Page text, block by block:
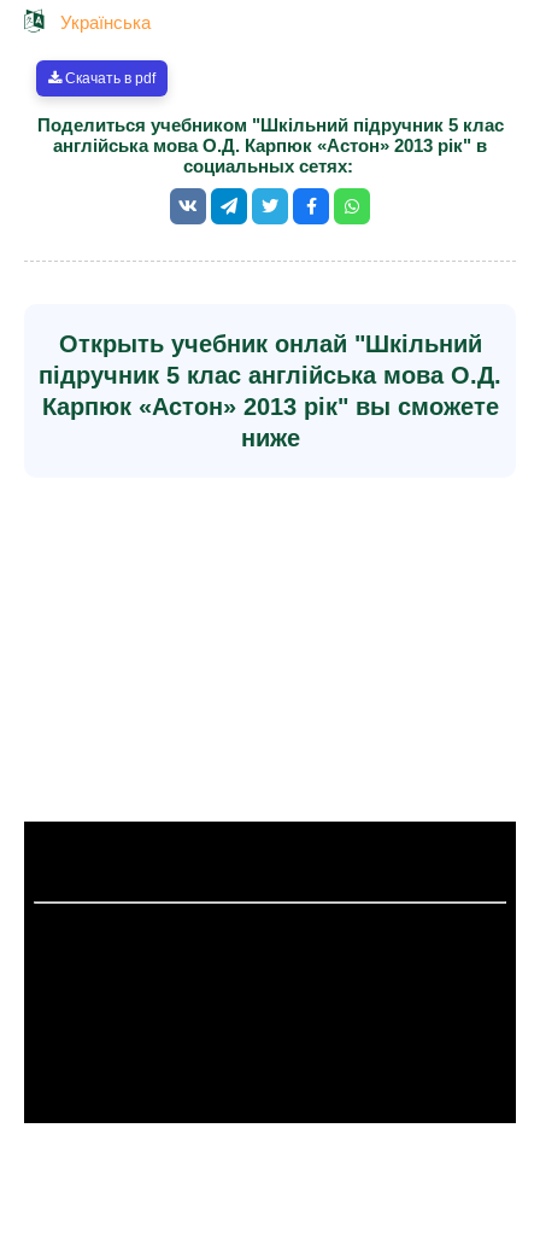
Українська
Скачать в pdf
Поделиться учебником "Шкільний підручник 5 клас
англійська мова О.Д. Карпюк «Астон» 2013 рік" в
социальных сетях:
Открыть учебник онлай "Шкільний
підручник 5 клас англійська мова О.Д.
Карпюк «Астон» 2013 рік" вы сможете
ниже